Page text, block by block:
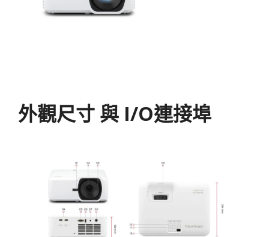
外觀尺寸 與 I/O連接埠